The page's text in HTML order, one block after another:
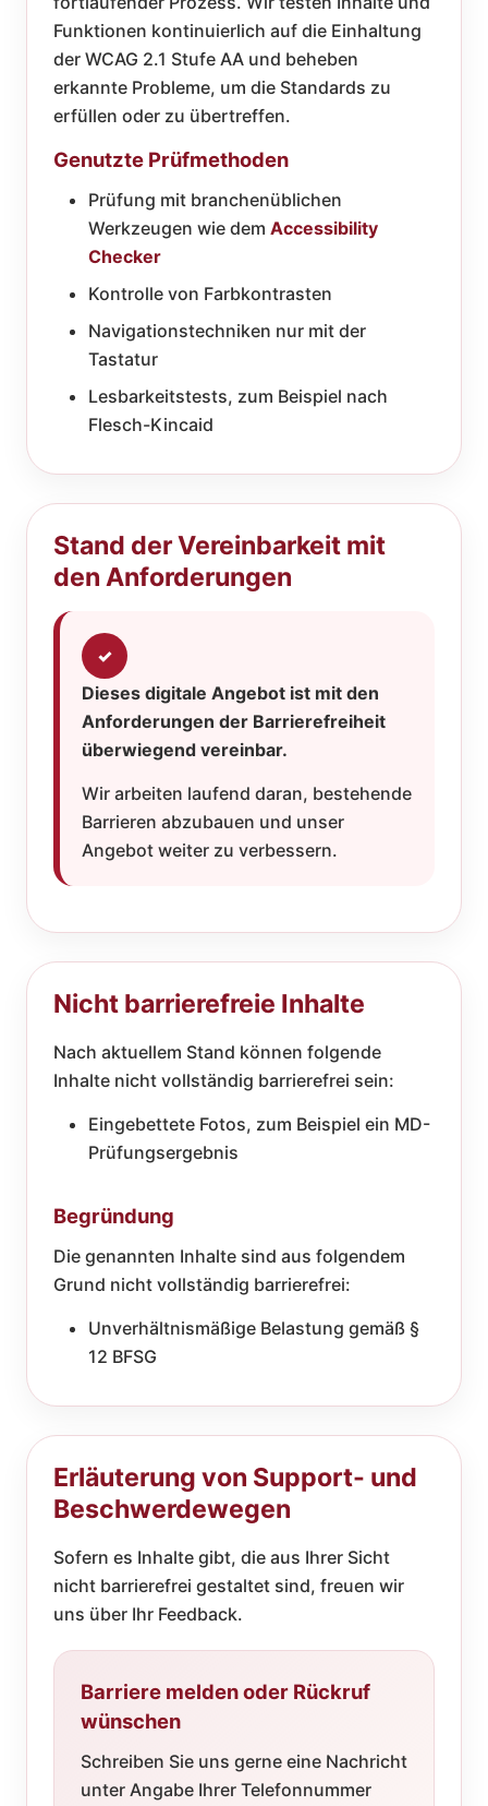
Funktionen kontinuierlich auf die Einhaltung
der WCAG 2.1 Stufe AA und beheben
erkannte Probleme, um die Standards zu
erfüllen oder zu übertreffen.
Genutzte Prüfmethoden
Prüfung mit branchenüblichen
Werkzeugen wie dem Accessibility
Checker
Kontrolle von Farbkontrasten
Navigationstechniken nur mit der
Tastatur
Lesbarkeitstests, zum Beispiel nach
Flesch-Kincaid
Stand der Vereinbarkeit mit
den Anforderungen
✓
Dieses digitale Angebot ist mit den
Anforderungen der Barrierefreiheit
überwiegend vereinbar.
Wir arbeiten laufend daran, bestehende
Barrieren abzubauen und unser
Angebot weiter zu verbessern.
Nicht barrierefreie Inhalte
Nach aktuellem Stand können folgende
Inhalte nicht vollständig barrierefrei sein:
Eingebettete Fotos, zum Beispiel ein MD-
Prüfungsergebnis
Begründung
Die genannten Inhalte sind aus folgendem
Grund nicht vollständig barrierefrei:
Unverhältnismäßige Belastung gemäß §
12 BFSG
Erläuterung von Support- und
Beschwerdewegen
Sofern es Inhalte gibt, die aus Ihrer Sicht
nicht barrierefrei gestaltet sind, freuen wir
uns über Ihr Feedback.
Barriere melden oder Rückruf
wünschen
Schreiben Sie uns gerne eine Nachricht
unter Angabe Ihrer Telefonnummer